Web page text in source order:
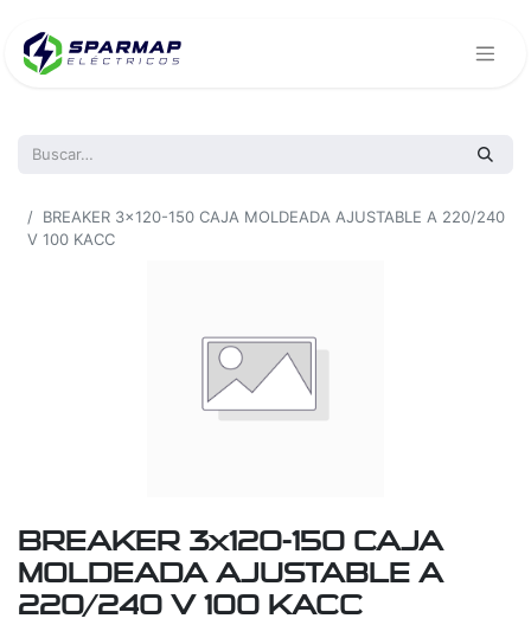
BREAKER 3x120-150 CAJA MOLDEADA AJUSTABLE A 220/240
V 100 KACC
BREAKER 3x120-150 CAJA
MOLDEADA AJUSTABLE A
220/240 V 100 KACC